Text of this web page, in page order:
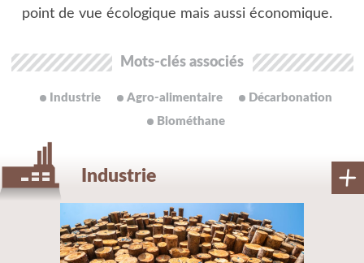
point de vue écologique mais aussi économique.
Mots-clés associés
Industrie Agro-alimentaire
Décarbonation
Biométhane
Industrie